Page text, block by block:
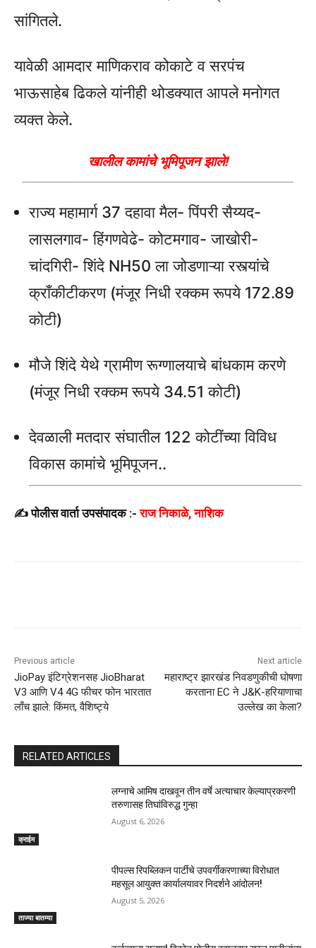
सांगितले.
यावेळी आमदार माणिकराव कोकाटे व सरपंच
भाऊसाहेब ढिकले यांनीही थोडक्यात आपले मनोगत
व्यक्त केले.
खालील कामांचे भूमिपूजन झाले!
राज्य महामार्ग 37 दहावा मैल- पिंपरी सैय्यद-
लासलगाव- हिंगणवेढे- कोटमगाव- जाखोरी-
चांदगिरी- शिंदे NH50 ला जोडणाऱ्या रस्त्यांचे
क्राँकीटीकरण (मंजूर निधी रक्कम रूपये 172.89
कोटी)
मौजे शिंदे येथे ग्रामीण रूग्णालयाचे बांधकाम करणे
(मंजूर निधी रक्कम रूपये 34.51 कोटी)
देवळाली मतदार संघातील 122 कोटींच्या विविध
विकास कामांचे भूमिपूजन..
✍️ पोलीस वार्ता उपसंपादक :-राज निकाळे, नाशिक
Previous article
JioPay इंटिग्रेशनसह JioBharat
V3 आणि V4 4G फीचर फोन भारतात
लाँच झाले: किंमत, वैशिष्ट्ये
Next article
महाराष्ट्र झारखंड निवडणुकीची घोषणा
करताना EC ने J&K-हरियाणाचा
उल्लेख का केला?
RELATED ARTICLES
क्राईम
लग्नाचे आमिष दाखवून तीन वर्षे अत्याचार केल्याप्रकरणी
तरुणासह तिघांविरुद्ध गुन्हा
August 6, 2026
ताज्या बातम्या
पीपल्स रिपब्लिकन पार्टीचे उपवर्गीकरणाच्या विरोधात
महसूल आयुक्त कार्यालयावर निदर्शने आंदोलन!
August 5, 2026